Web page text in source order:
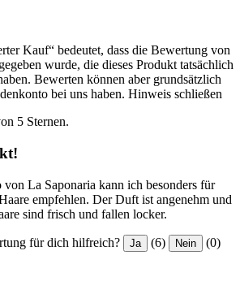
Kauf“ bedeutet, dass die Bewertung von
wurde, die dieses Produkt tatsächlich
Bewerten können aber grundsätzlich
bei uns haben. Hinweis schließen
5 Sternen.
von La Saponaria kann ich besonders für
empfehlen. Der Duft ist angenehm und
sind frisch und fallen locker.
für dich hilfreich? Ja (6) Nein (0)